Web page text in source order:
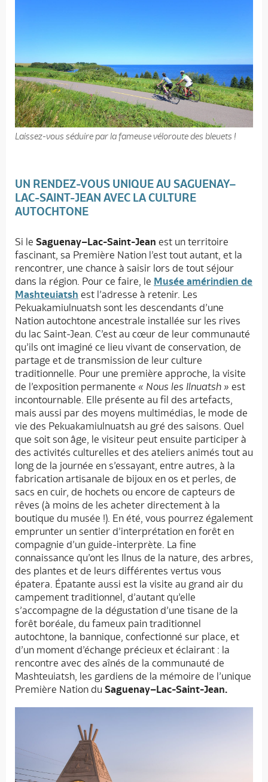
Accueil
Laissez-vous séduire par la fameuse véloroute des bleuets !
UN RENDEZ-VOUS UNIQUE AU SAGUENAY–
LAC-SAINT-JEAN AVEC LA CULTURE
AUTOCHTONE
Si le Saguenay–Lac-Saint-Jean est un territoire
fascinant, sa Première Nation l’est tout autant, et la
rencontrer, une chance à saisir lors de tout séjour
dans la région. Pour ce faire, le Musée amérindien de
Mashteuiatsh est l’adresse à retenir. Les
Pekuakamiulnuatsh sont les descendants d’une
Nation autochtone ancestrale installée sur les rives
du lac Saint-Jean. C’est au cœur de leur communauté
qu’ils ont imaginé ce lieu vivant de conservation, de
partage et de transmission de leur culture
traditionnelle. Pour une première approche, la visite
de l’exposition permanente « Nous les Ilnuatsh » est
incontournable. Elle présente au fil des artefacts,
mais aussi par des moyens multimédias, le mode de
vie des Pekuakamiulnuatsh au gré des saisons. Quel
que soit son âge, le visiteur peut ensuite participer à
des activités culturelles et des ateliers animés tout au
long de la journée en s’essayant, entre autres, à la
fabrication artisanale de bijoux en os et perles, de
sacs en cuir, de hochets ou encore de capteurs de
rêves (à moins de les acheter directement à la
boutique du musée !). En été, vous pourrez également
emprunter un sentier d’interprétation en forêt en
compagnie d’un guide-interprète. La fine
connaissance qu’ont les Ilnus de la nature, des arbres,
des plantes et de leurs différentes vertus vous
épatera. Épatante aussi est la visite au grand air du
campement traditionnel, d’autant qu’elle
s’accompagne de la dégustation d’une tisane de la
forêt boréale, du fameux pain traditionnel
autochtone, la bannique, confectionné sur place, et
d’un moment d’échange précieux et éclairant : la
rencontre avec des aînés de la communauté de
Mashteuiatsh, les gardiens de la mémoire de l’unique
Première Nation du Saguenay–Lac-Saint-Jean.